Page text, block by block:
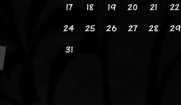
17
18 19 20 21 22
24
25 26 27 28 29
31